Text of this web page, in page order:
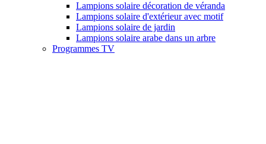
Lampions solaire décoration de véranda
Lampions solaire d'extérieur avec motif
Lampions solaire de jardin
Lampions solaire arabe dans un arbre
Programmes TV